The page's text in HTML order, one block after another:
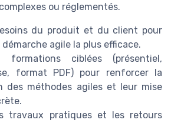
ou réglementés.
du produit et du client pour
agile la plus efficace.
formations ciblées (présentiel,
format PDF) pour renforcer la
des méthodes agiles et leur mise
travaux pratiques et les retours